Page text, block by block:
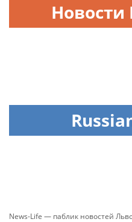
Новости
News-Life — паблик новостей